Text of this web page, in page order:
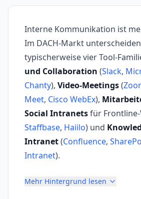
Interne Kommunikation ist
Im DACH-Markt
typischerweise vier Tool-
und Collaboration (Slack,
Chanty), Video-Meetings(
Meet, Cisco WebEx),
Social Intranetsfür
Staffbase, Haiilo) und
Intranet(Confluence,
Intranet).
Mehr Hintergrund lesen